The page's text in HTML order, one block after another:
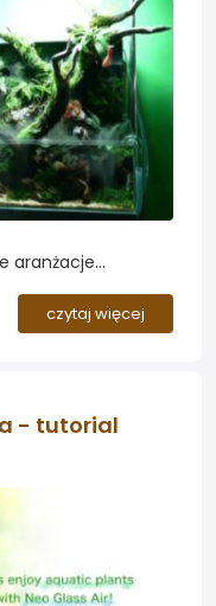
aranżacje
Kusa na
czytaj więcej
- tutorial